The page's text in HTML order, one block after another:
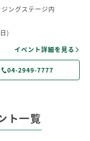
ングステージ内
)
イベント詳細を見る
04-2949-7777
ト一覧